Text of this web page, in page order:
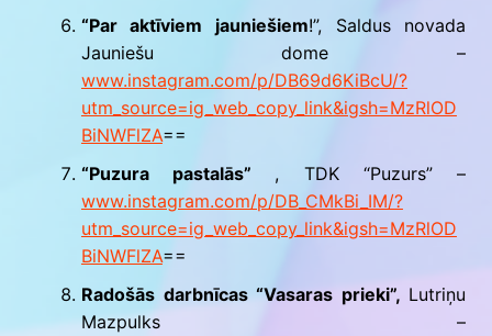
“Par aktīviem jauniešiem!”, Saldus novada
Jauniešu dome –
www.instagram.com/p/DB69d6KiBcU/?
utm_source=ig_web_copy_link&igsh=MzRlOD
BiNWFlZA==
“Puzura pastalās” , TDK “Puzurs” –
www.instagram.com/p/DB_CMkBi_IM/?
utm_source=ig_web_copy_link&igsh=MzRlOD
BiNWFlZA==
Radošās darbnīcas “Vasaras prieki”, Lutriņu
Mazpulks –